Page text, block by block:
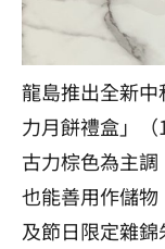
龍島推出全新
力月餅禮盒」
古力棕色為主
也能善用作儲
及節日限定雜